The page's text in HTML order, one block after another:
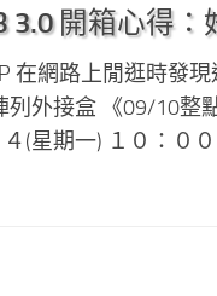
3.0 開箱心得
在網路上閒逛時發現
列外接盒 《09/10整
(星期一) １０：０